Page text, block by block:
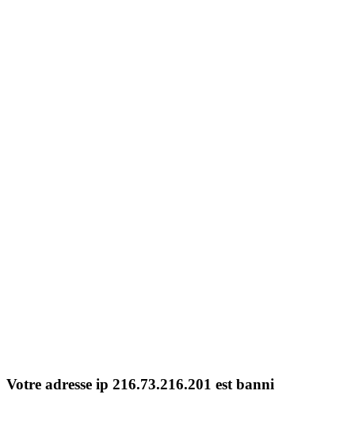
Votre adresse ip 216.73.216.201 est banni